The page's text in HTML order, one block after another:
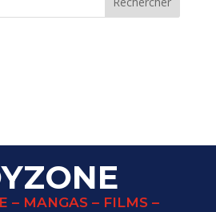
– MANGAS – FILMS –